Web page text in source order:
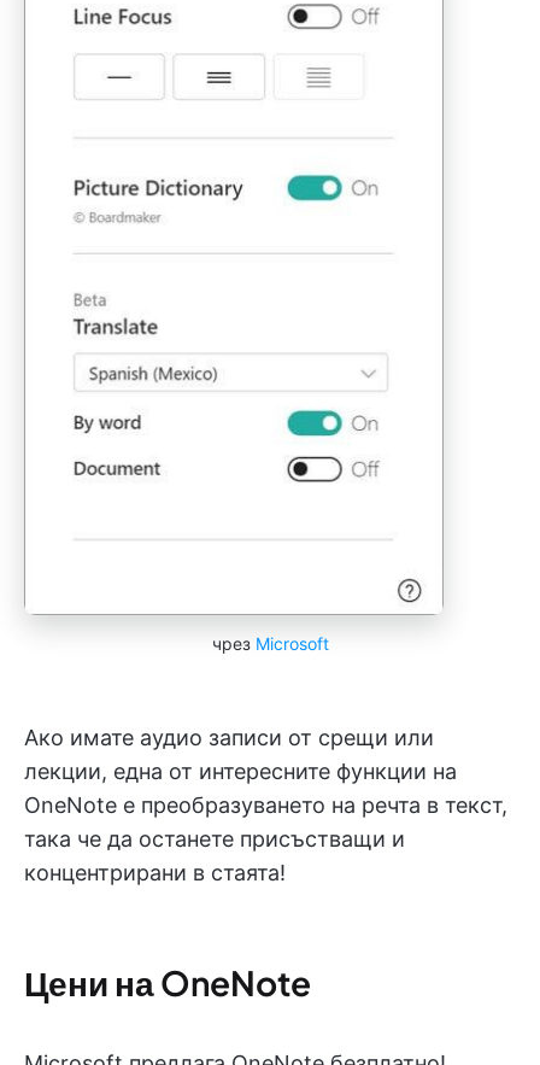
чрез Microsoft
Ако имате аудио записи от срещи или
лекции, една от интересните функции на
OneNote е преобразуването на речта в текст,
така че да останете присъстващи и
концентрирани в стаята!
Цени на OneNote